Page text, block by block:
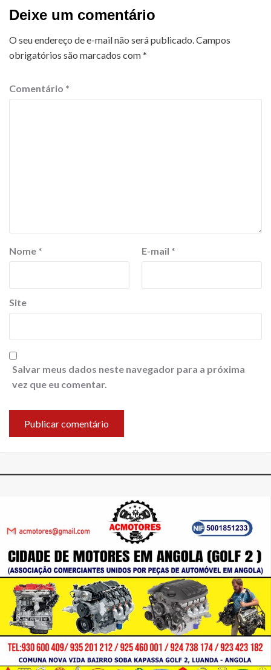
Deixe um comentário
O seu endereço de e-mail não será publicado.Campos
obrigatórios são marcados com*
Comentário *
Nome * E-mail *
Site
Salvar meus dados neste navegador para a próxima
vez que eu comentar.